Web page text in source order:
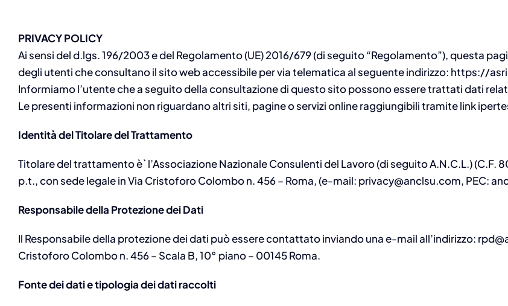
PRIVACY POLICY
Ai sensi del d.lgs. 196/2003 e del Regolamento (UE) 2016/679 (di seguito “Regolamento”), questa
degli utenti che consultano il sito web accessibile per via telematica al seguente indirizzo: https://
Informiamo l’utente che a seguito della consultazione di questo sito possono essere trattati dati
Le presenti informazioni non riguardano altri siti, pagine o servizi online raggiungibili tramite link
Identità del Titolare del Trattamento
Titolare del trattamento è` l’Associazione Nazionale Consulenti del Lavoro (di seguito A.N.C.L.)
p.t., con sede legale in Via Cristoforo Colombo n. 456 – Roma, (e-mail: privacy@anclsu.com, PEC:
Responsabile della Protezione dei Dati
Il Responsabile della protezione dei dati può essere contattato inviando una e-mail all’indirizzo:
Cristoforo Colombo n. 456 – Scala B, 10° piano – 00145 Roma.
Fonte dei dati e tipologia dei dati raccolti